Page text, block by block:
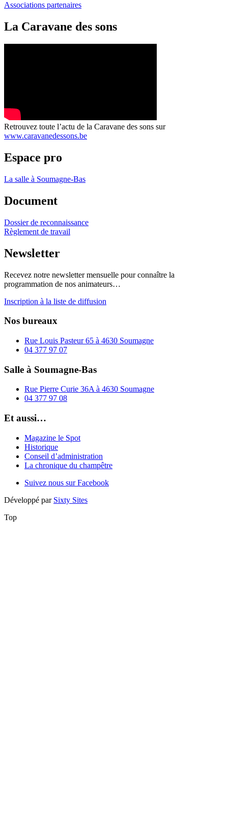
Associations partenaires
La Caravane des sons
Retrouvez toute l’actu de la Caravane des sons sur
www.caravanedessons.be
Espace pro
La salle à Soumagne-Bas
Document
Dossier de reconnaissance
Règlement de travail
Newsletter
Recevez notre newsletter mensuelle pour connaître la
programmation de nos animateurs…
Inscription à la liste de diffusion
Nos bureaux
Rue Louis Pasteur 65 à 4630 Soumagne
04 377 97 07
Salle à Soumagne-Bas
Rue Pierre Curie 36A à 4630 Soumagne
04 377 97 08
Et aussi…
Magazine le Spot
Historique
Conseil d’administration
La chronique du champêtre
Suivez nous sur Facebook
Développé par Sixty Sites
Top